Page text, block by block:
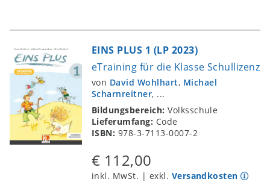
EINS PLUS 1 (LP 2023)
eTraining für die Klasse Schullizenz
von David Wohlhart, Michael
Scharnreitner, ...
Bildungsbereich:Volksschule
Lieferumfang: Code
ISBN: 978-3-7113-0007-2
€ 112,00
inkl. MwSt. | exkl. Versandkosten